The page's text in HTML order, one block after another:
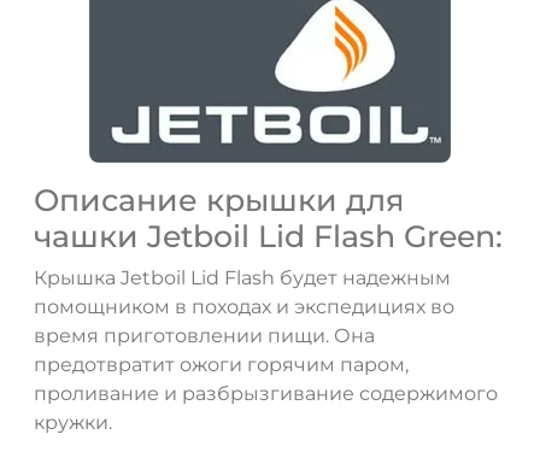
Описание крышки для
чашки Jetboil Lid Flash Green:
Крышка Jetboil Lid Flash будет надежным
помощником в походах и экспедициях во
время приготовлении пищи. Она
предотвратит ожоги горячим паром,
проливание и разбрызгивание содержимого
кружки.
НЕТ